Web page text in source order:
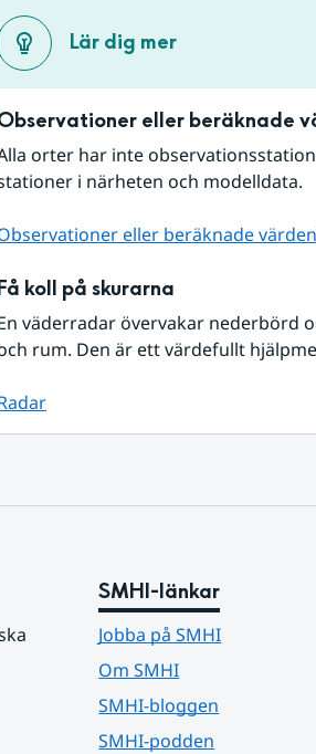
Lär dig mer
eller beräknade
orter har inte
i närheten och modelldata.
eller beräknade
koll på skurarna
väderradar övervakar nederbörd
rum. Den är ett värdefullt
SMHI-länkar
Jobba på SMHI
Om SMHI
SMHI-bloggen
SMHI-podden